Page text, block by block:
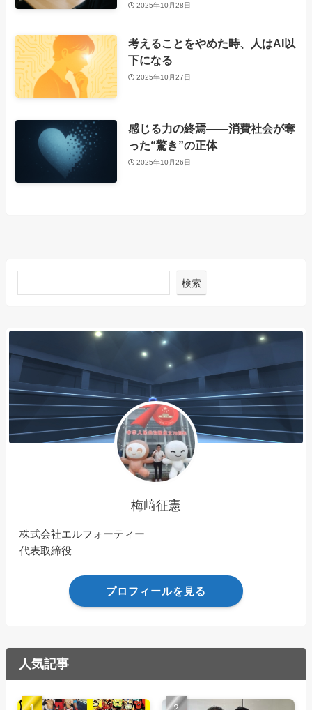
2025年10月28日
考えることをやめた時、人はAI以
下になる
2025年10月27日
感じる力の終焉――消費社会が奪
った“驚き”の正体
2025年10月26日
検索
梅﨑征憲
株式会社エルフォーティー
代表取締役
プロフィールを見る
人気記事